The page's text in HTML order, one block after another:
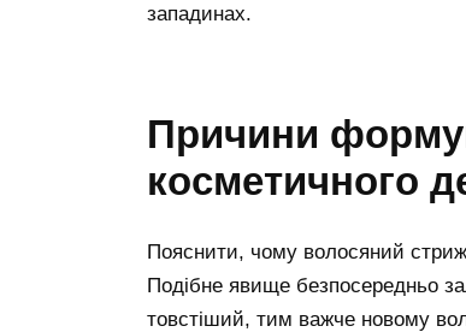
западинах.
Причини
косметичного
Пояснити, чому волосяний
Подібне явище безпосередньо
товстіший, тим важче новому